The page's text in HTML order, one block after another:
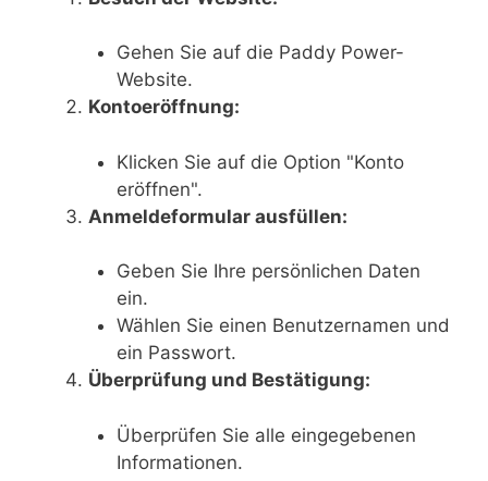
Gehen Sie auf die Paddy Power-
Website.
Kontoeröffnung:
Klicken Sie auf die Option "Konto
eröffnen".
Anmeldeformular ausfüllen:
Geben Sie Ihre persönlichen Daten
ein.
Wählen Sie einen Benutzernamen und
ein Passwort.
Überprüfung und Bestätigung:
Überprüfen Sie alle eingegebenen
Informationen.